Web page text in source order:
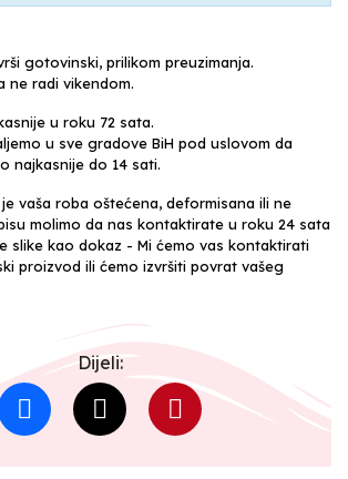
gotovinski, prilikom preuzimanja.
ne radi vikendom.
u roku 72 sata.
u sve gradove BiH pod uslovom da
najkasnije do 14 sati.
vaša roba oštećena, deformisana ili ne
molimo da nas kontaktirate u roku 24 sata
slike kao dokaz - Mi ćemo vas kontaktirati
proizvod ili ćemo izvršiti povrat vašeg
Dijeli: